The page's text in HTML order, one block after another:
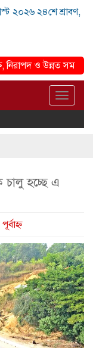
২০২৬ ২৪শে শ্রাবণ,
ও উন্নত সমাজ গড়ার
Toggle
হচ্ছে এ